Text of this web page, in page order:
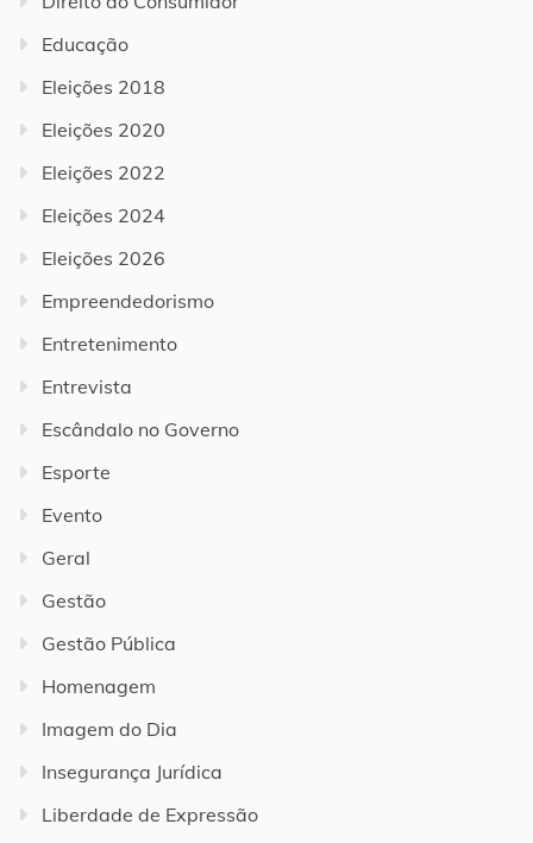
Educação
Eleições 2018
Eleições 2020
Eleições 2022
Eleições 2024
Eleições 2026
Empreendedorismo
Entretenimento
Entrevista
Escândalo no Governo
Esporte
Evento
Geral
Gestão
Gestão Pública
Homenagem
Imagem do Dia
Insegurança Jurídica
Liberdade de Expressão